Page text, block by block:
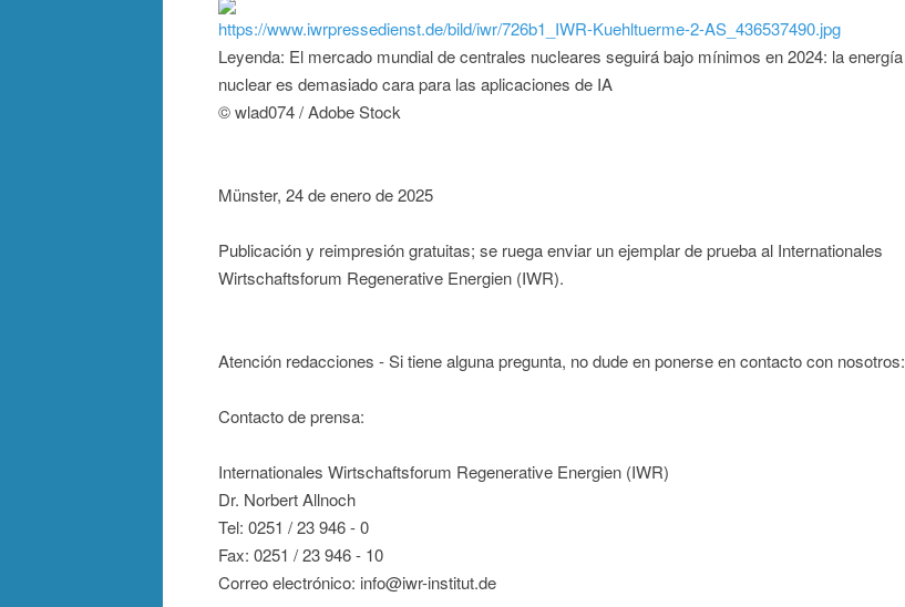
https://www.iwrpressedienst.de/bild/iwr/726b1_IWR-Kuehltuerme-2-AS_436537490.jpg
Leyenda: El mercado mundial de centrales nucleares seguirá bajo mínimos en 2024: la energía
nuclear es demasiado cara para las aplicaciones de IA
© wlad074 / Adobe Stock
Münster, 24 de enero de 2025
Publicación y reimpresión gratuitas; se ruega enviar un ejemplar de prueba al Internationales
Wirtschaftsforum Regenerative Energien (IWR).
Atención redacciones - Si tiene alguna pregunta, no dude en ponerse en contacto con nosotros:
Contacto de prensa:
Internationales Wirtschaftsforum Regenerative Energien (IWR)
Dr. Norbert Allnoch
Tel: 0251 / 23 946 - 0
Fax: 0251 / 23 946 - 10
Correo electrónico: info@iwr-institut.de